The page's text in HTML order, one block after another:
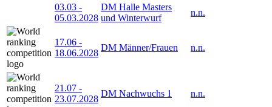
03.03 -
05.03.2028
DM Halle Masters
und Winterwurf
n.n.
17.06 -
18.06.2028
DM Männer/Frauen n.n.
21.07 -
23.07.2028
DM Nachwuchs 1 n.n.